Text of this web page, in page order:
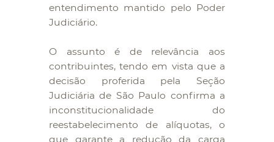
entendimento mantido pelo Poder
Judiciário.
O assunto é de relevância aos
contribuintes, tendo em vista que a
decisão proferida pela Seção
Judiciária de São Paulo confirma a
inconstitucionalidade do
reestabelecimento de alíquotas, o
que garante a redução da carga